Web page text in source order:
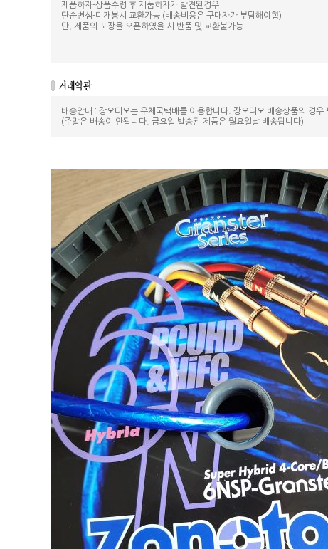
제품하자-상품수령 후 제품하자가 발견된경우
단순변심-미개봉시 교환가능 (배송비용은 구매자가 부담해야함)
단, 제품의 포장을 오픈하였을 시 반품 및 교환불가능
배송안내 : 장오디오는 우체국택배를 이용합니다. 장오디오 배송상품의 경
(주말은 배송이 안됩니다. 금요일 발송된 제품은 월요일날 배송됩니다)